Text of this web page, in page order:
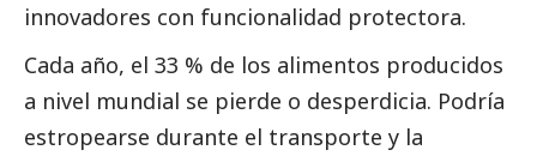
innovadores con funcionalidad protectora.
Cada año, el 33 % de los alimentos producidos
a nivel mundial se pierde o desperdicia. Podría
estropearse durante el transporte y la